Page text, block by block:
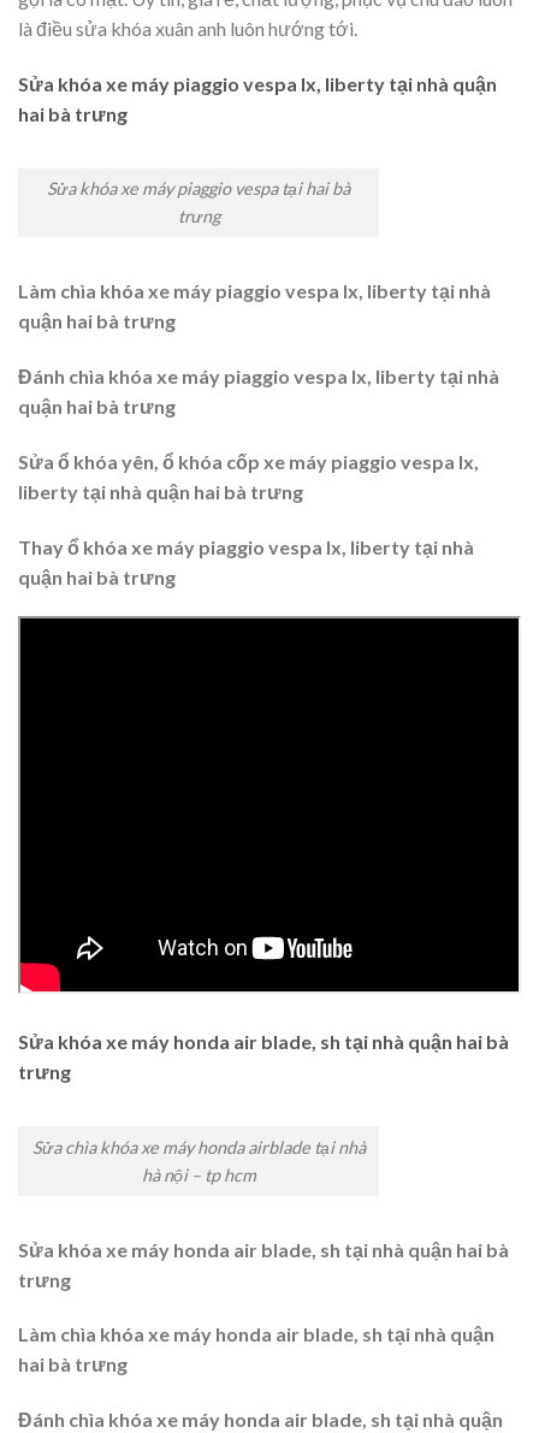
là điều sửa khóa xuân anh luôn hướng tới.
Sửa khóa xe máy piaggio vespa lx, liberty tại nhà quận
hai bà trưng
Sửa khóa xe máy piaggio vespa tại hai bà
trưng
Làm chìa khóa xe máy piaggio vespa lx, liberty tại nhà
quận hai bà trưng
Đánh chìa khóa xe máy piaggio vespa lx, liberty tại nhà
quận hai bà trưng
Sửa ổ khóa yên, ổ khóa cốp xe máy piaggio vespa lx,
liberty tại nhà quận hai bà trưng
Thay ổ khóa xe máy piaggio vespa lx, liberty tại nhà
quận hai bà trưng
Sửa khóa xe máy honda air blade, sh tại nhà quận hai bà
trưng
Sửa chìa khóa xe máy honda airblade tại nhà
hà nội – tp hcm
Sửa khóa xe máy honda air blade, sh tại nhà quận hai bà
trưng
Làm chìa khóa xe máy honda air blade, sh tại nhà quận
hai bà trưng
Đánh chìa khóa xe máy honda air blade, sh tại nhà quận